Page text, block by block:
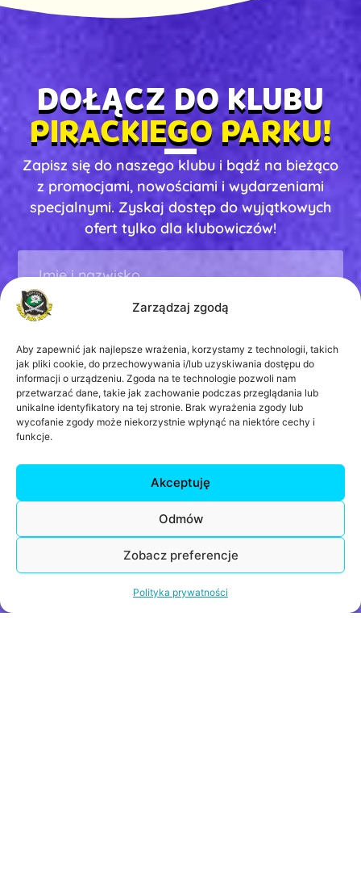
Zarządzaj zgodą
Aby zapewnić jak najlepsze wrażenia, korzystamy z technologii, takich
jak pliki cookie, do przechowywania i/lub uzyskiwania dostępu do
informacji o urządzeniu. Zgoda na te technologie pozwoli nam
przetwarzać dane, takie jak zachowanie podczas przeglądania lub
unikalne identyfikatory na tej stronie. Brak wyrażenia zgody lub
wycofanie zgody może niekorzystnie wpłynąć na niektóre cechy i
funkcje.
Akceptuję
Odmów
Zobacz preferencje
Polityka prywatności
DOŁĄCZ DO KLUBU
PIRACKIEGO PARKU!
Zapisz się do naszego klubu i bądź na bieżąco
z promocjami, nowościami i wydarzeniami
specjalnymi. Zyskaj dostęp do wyjątkowych
ofert tylko dla klubowiczów!
Wyrażam zgodę na otrzymywanie drogą
elektroniczną na wskazany przeze mnie adres
e-mail informacji handlowej w rozumieniu art.
10 ust. 1 ustawy z dnia 17 lipca 2002 roku o
świadczeniu usług drogą elektroniczną.